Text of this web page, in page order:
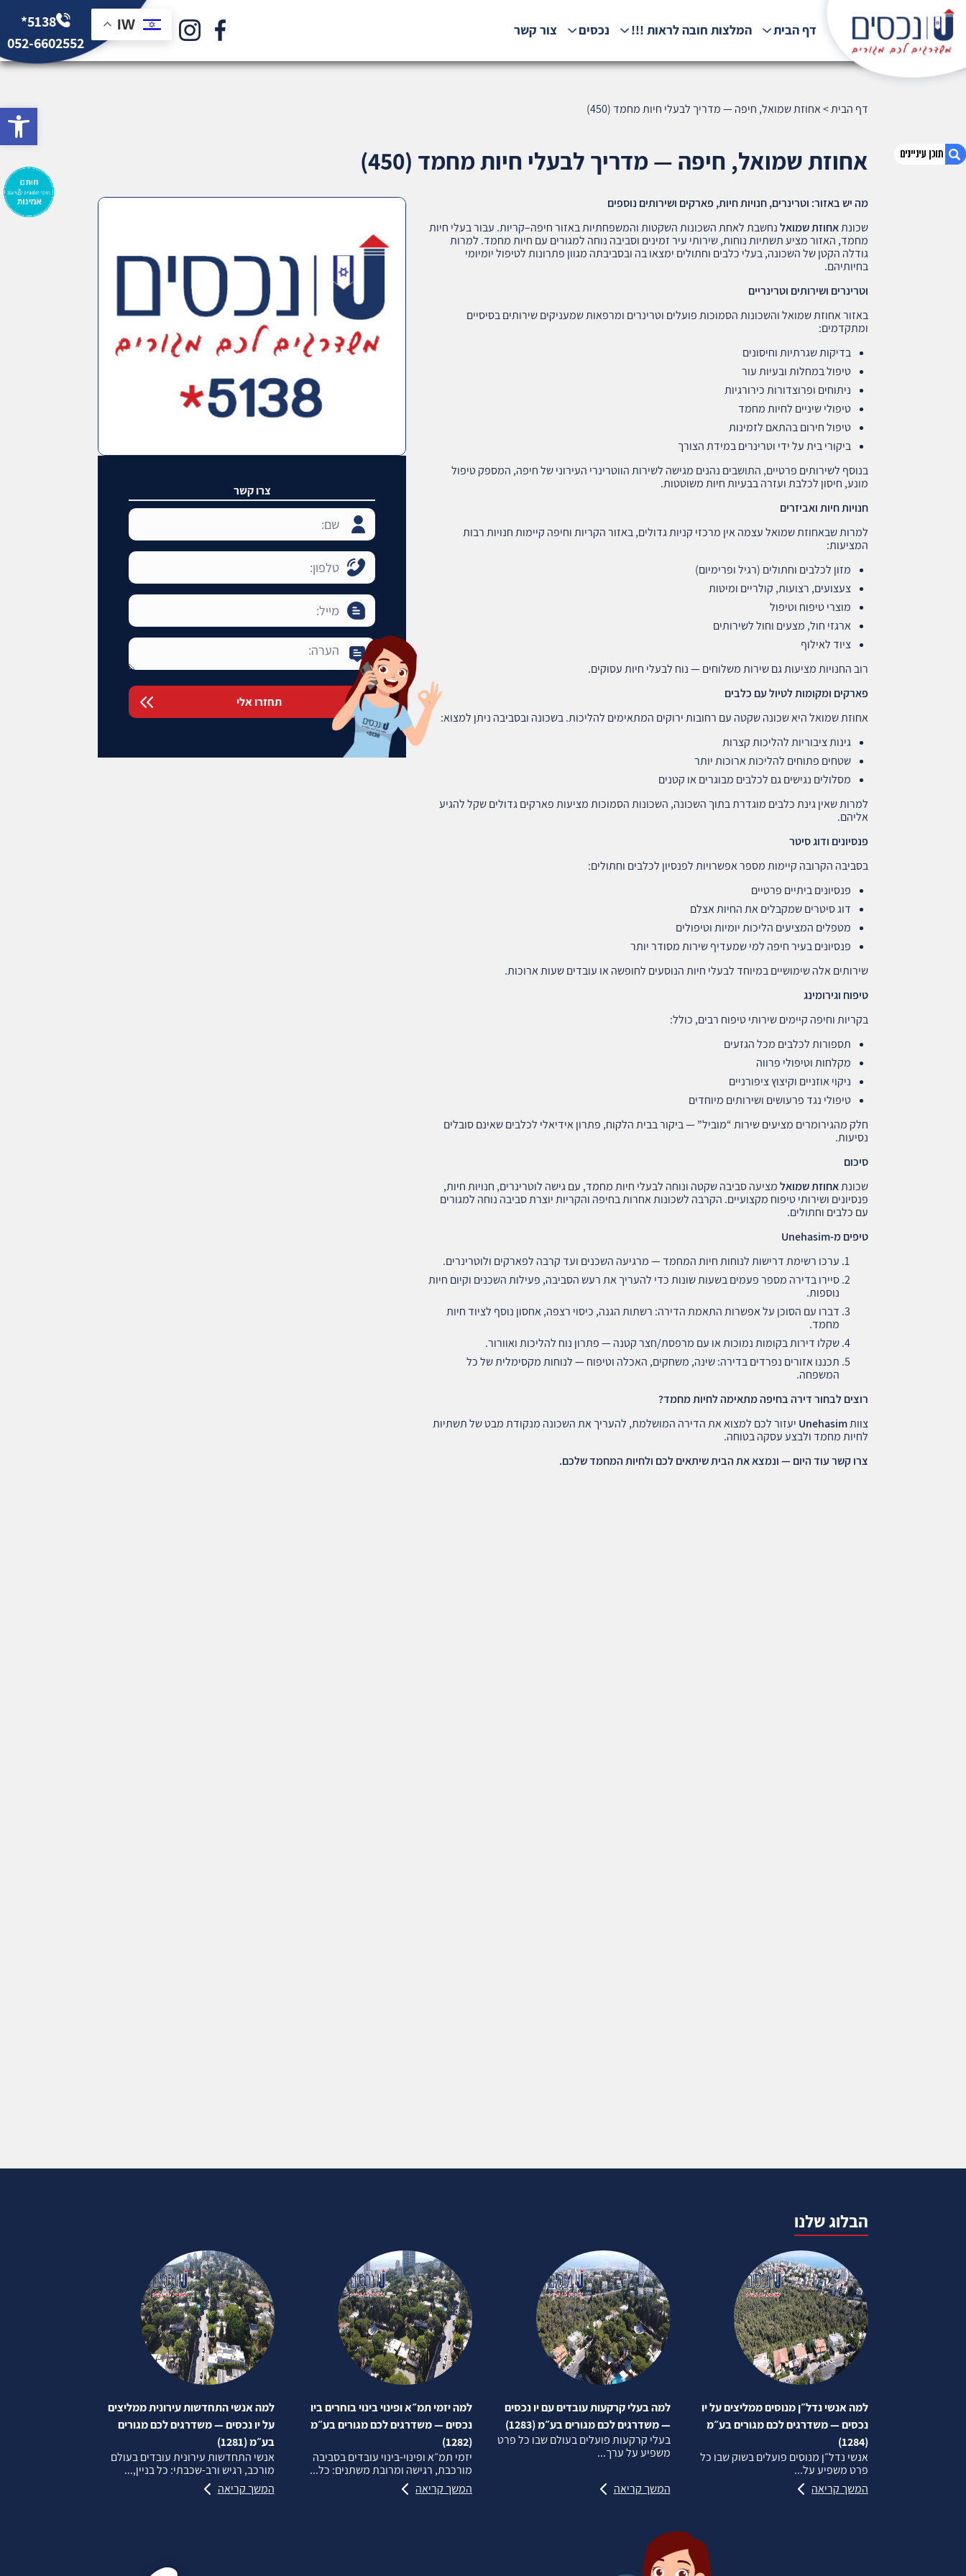
1. אחוזת שמואל, חיפה — מדריך לבעלי חיות מחמד
דף הבית המלצות חובה לראות !!! נכסים צור קשר IW
*5138
052-6602552
דף הבית>אחוזת שמואל, חיפה — מדריך לבעלי חיות מחמד (450)
אחוזת שמואל, חיפה — מדריך לבעלי חיות מחמד (450)
מה יש באזור: וטרינרים, חנויות חיות, פארקים ושירותים נוספים
שכונתאחוזת שמואלנחשבת לאחת השכונות השקטות והמשפחתיות באזור חיפה–קריות. עבור בעלי חיות
מחמד, האזור מציע תשתיות נוחות, שירותי עיר זמינים וסביבה נוחה למגורים עם חיות מחמד. למרות
גודלה הקטן של השכונה, בעלי כלבים וחתולים ימצאו בה ובסביבתה מגוון פתרונות לטיפול יומיומי
בחיותיהם.
וטרינרים ושירותים וטרינריים
באזור אחוזת שמואל והשכונות הסמוכות פועלים וטרינרים ומרפאות שמעניקים שירותים בסיסיים
ומתקדמים:
בדיקות שגרתיות וחיסונים
טיפול במחלות ובעיות עור
ניתוחים ופרוצדורות כירורגיות
טיפולי שיניים לחיות מחמד
טיפול חירום בהתאם לזמינות
ביקורי בית על ידי וטרינרים במידת הצורך
בנוסף לשירותים פרטיים, התושבים נהנים מגישה לשירות הווטרינרי העירוני של חיפה, המספק טיפול
מונע, חיסון לכלבת ועזרה בבעיות חיות משוטטות.
חנויות חיות ואביזרים
למרות שבאחוזת שמואל עצמה אין מרכזי קניות גדולים, באזור הקריות וחיפה קיימות חנויות רבות
המציעות:
מזון לכלבים וחתולים (רגיל ופרימיום)
צעצועים, רצועות, קולריים ומיטות
מוצרי טיפוח וטיפול
ארגזי חול, מצעים וחול לשירותים
ציוד לאילוף
רוב החנויות מציעות גם שירות משלוחים — נוח לבעלי חיות עסוקים.
פארקים ומקומות לטיול עם כלבים
אחוזת שמואל היא שכונה שקטה עם רחובות ירוקים המתאימים להליכות. בשכונה ובסביבה ניתן למצוא:
גינות ציבוריות להליכות קצרות
שטחים פתוחים להליכות ארוכות יותר
מסלולים נגישים גם לכלבים מבוגרים או קטנים
למרות שאין גינת כלבים מוגדרת בתוך השכונה, השכונות הסמוכות מציעות פארקים גדולים שקל להגיע
אליהם.
פנסיונים ודוג סיטר
בסביבה הקרובה קיימות מספר אפשרויות לפנסיון לכלבים וחתולים:
פנסיונים ביתיים פרטיים
דוג סיטרים שמקבלים את החיות אצלם
מטפלים המציעים הליכות יומיות וטיפולים
פנסיונים בעיר חיפה למי שמעדיף שירות מסודר יותר
שירותים אלה שימושיים במיוחד לבעלי חיות הנוסעים לחופשה או עובדים שעות ארוכות.
טיפוח וגירומינג
בקריות וחיפה קיימים שירותי טיפוח רבים, כולל:
תספורות לכלבים מכל הגזעים
מקלחות וטיפולי פרווה
ניקוי אוזניים וקיצוץ ציפורניים
טיפולי נגד פרעושים ושירותים מיוחדים
חלק מהגירומרים מציעים שירות “מוביל” — ביקור בבית הלקוח, פתרון אידיאלי לכלבים שאינם סובלים
נסיעות.
סיכום
שכונתאחוזת שמואלמציעה סביבה שקטה ונוחה לבעלי חיות מחמד, עם גישה לוטרינרים, חנויות חיות,
פנסיונים ושירותי טיפוח מקצועיים. הקרבה לשכונות אחרות בחיפה והקריות יוצרת סביבה נוחה למגורים
עם כלבים וחתולים.
טיפים מ-Unehasim
ערכו רשימת דרישות לנוחות חיות המחמד — מרגיעה השכנים ועד קרבה לפארקים ולוטרינרים.
סיירו בדירה מספר פעמים בשעות שונות כדי להעריך את רעש הסביבה, פעילות השכנים וקיום חיות
נוספות.
דברו עם הסוכן על אפשרות התאמת הדירה: רשתות הגנה, כיסוי רצפה, אחסון נוסף לציוד חיות
מחמד.
שקלו דירות בקומות נמוכות או עם מרפסת/חצר קטנה — פתרון נוח להליכות ואוורור.
תכננו אזורים נפרדים בדירה: שינה, משחקים, האכלה וטיפוח — לנוחות מקסימלית של כל
המשפחה.
רוצים לבחור דירה בחיפה מתאימה לחיות מחמד?
צוותUnehasim יעזור לכם למצוא את הדירה המושלמת, להעריך את השכונה מנקודת מבט של תשתיות
לחיות מחמד ולבצע עסקה בטוחה.
צרו קשר עוד היום — ונמצא את הבית שיתאים לכם ולחיות המחמד שלכם.
צרו קשר
הבלוג שלנו
למה אנשי נדל״ן מנוסים ממליצים על יו
נכסים — משדרגים לכם מגורים בע״מ
(1284)
אנשי נדל״ן מנוסים פועלים בשוק שבו כל
פרט משפיע על...
המשך קריאה
למה בעלי קרקעות עובדים עם יו נכסים
— משדרגים לכם מגורים בע״מ (1283)
בעלי קרקעות פועלים בעולם שבו כל פרט
משפיע על ערך...
המשך קריאה
למה יזמי תמ״א ופינוי בינוי בוחרים ביו
נכסים — משדרגים לכם מגורים בע״מ
(1282)
יזמי תמ״א ופינוי‑בינוי עובדים בסביבה
מורכבת, רגישה ומרובת משתנים: כל...
המשך קריאה
למה אנשי התחדשות עירונית ממליצים
על יו נכסים — משדרגים לכם מגורים
בע״מ (1281)
אנשי התחדשות עירונית עובדים בעולם
מורכב, רגיש ורב‑שכבתי: כל בניין,...
המשך קריאה